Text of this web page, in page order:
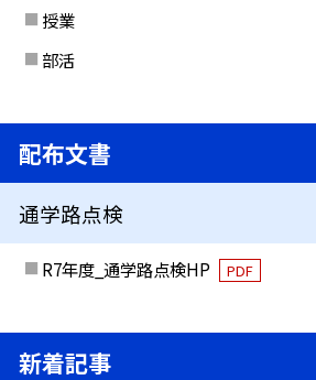
授業
部活
配布文書
通学路点検
R7年度_通学路点検HP PDF
新着記事